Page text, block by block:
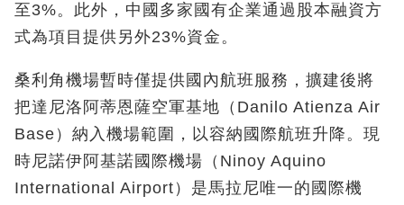
至3%。此外，中國多家國有企業通過股本融資方
式為項目提供另外23%資金。
桑利角機場暫時僅提供國內航班服務，擴建後將
把達尼洛阿蒂恩薩空軍基地（Danilo Atienza Air
Base）納入機場範圍，以容納國際航班升降。現
時尼諾伊阿基諾國際機場（Ninoy Aquino
International Airport）是馬拉尼唯一的國際機